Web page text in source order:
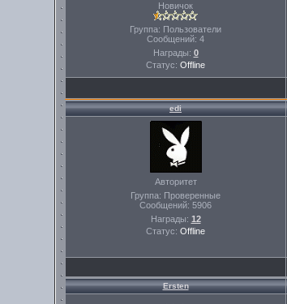
Новичок
Группа: Пользователи
Сообщений: 4
Награды: 0
Статус: Offline
edi
Авторитет
Группа: Проверенные
Сообщений: 5906
Награды: 12
Статус: Offline
Ersten